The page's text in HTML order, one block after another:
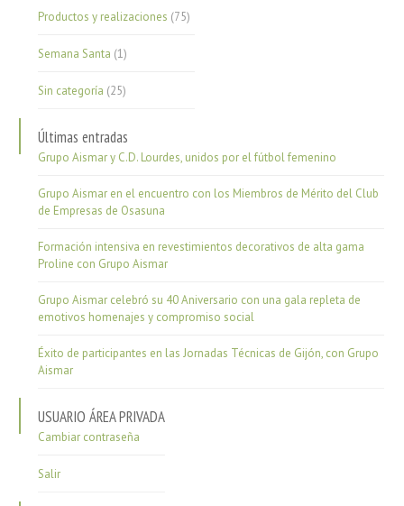
Productos y realizaciones (75)
Semana Santa (1)
Sin categoría (25)
Últimas entradas
Grupo Aismar y C.D. Lourdes, unidos por el fútbol femenino
Grupo Aismar en el encuentro con los Miembros de Mérito del Club
de Empresas de Osasuna
Formación intensiva en revestimientos decorativos de alta gama
Proline con Grupo Aismar
Grupo Aismar celebró su 40 Aniversario con una gala repleta de
emotivos homenajes y compromiso social
Éxito de participantes en las Jornadas Técnicas de Gijón, con Grupo
Aismar
USUARIO ÁREA PRIVADA
Cambiar contraseña
Salir